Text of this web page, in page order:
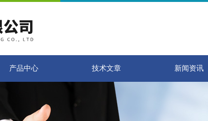
产品中心 技术文章 新闻资讯